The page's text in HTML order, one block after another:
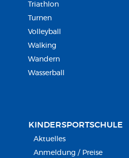
Triathlon
Turnen
Volleyball
Walking
Wandern
Wasserball
KINDERSPORT­SCHULE
Aktuelles
Anmeldung / Preise